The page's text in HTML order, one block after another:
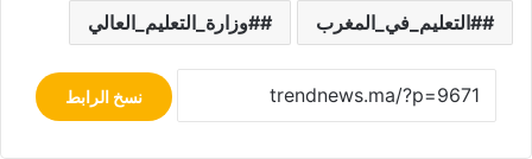
#التعليم_في_المغرب #وزارة_التعليم_العالي
نسخ الرابط